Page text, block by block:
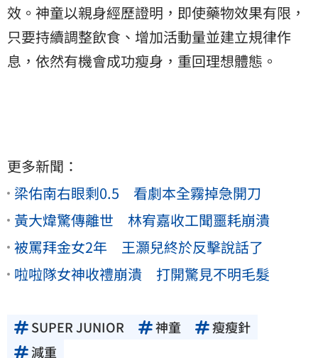
效。神童以親身經歷證明，即使藥物效果有限，
只要持續調整飲食、增加活動量並建立規律作
息，依然有機會成功瘦身，重回理想體態。
更多新聞：
梁佑南右眼剩0.5 看劇本全霧掉急開刀
黃大煒驚傳離世 林宥嘉收工聞噩耗崩潰
被罵拜金女2年 王灝兒終於反擊說話了
啦啦隊女神收禮崩潰 打開驚見不明毛髮
SUPER JUNIOR 神童
瘦瘦針
減重